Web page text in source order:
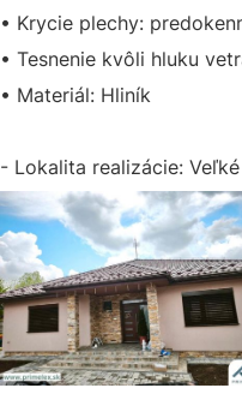
• Krycie plechy:
• Tesnenie kvôli hluku
• Materiál: Hliník
- Lokalita realizácie: